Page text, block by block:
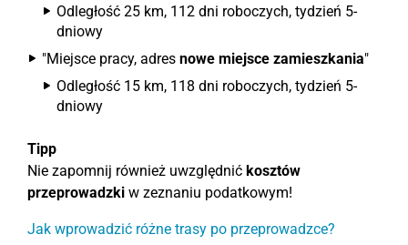
Odległość 25 km, 112 dni roboczych, tydzień 5-
dniowy
"Miejsce pracy, adres nowe miejsce zamieszkania"
Odległość 15 km, 118 dni roboczych, tydzień 5-
dniowy
Tipp
Nie zapomnij również uwzględnić kosztów
przeprowadzki w zeznaniu podatkowym!
Jak wprowadzić różne trasy po przeprowadzce?